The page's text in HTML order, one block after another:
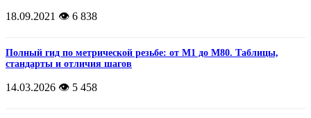
18.09.2021 👁️ 6 838
Полный гид по метрической резьбе: от М1 до М80. Таблицы,
стандарты и отличия шагов
14.03.2026 👁️ 5 458